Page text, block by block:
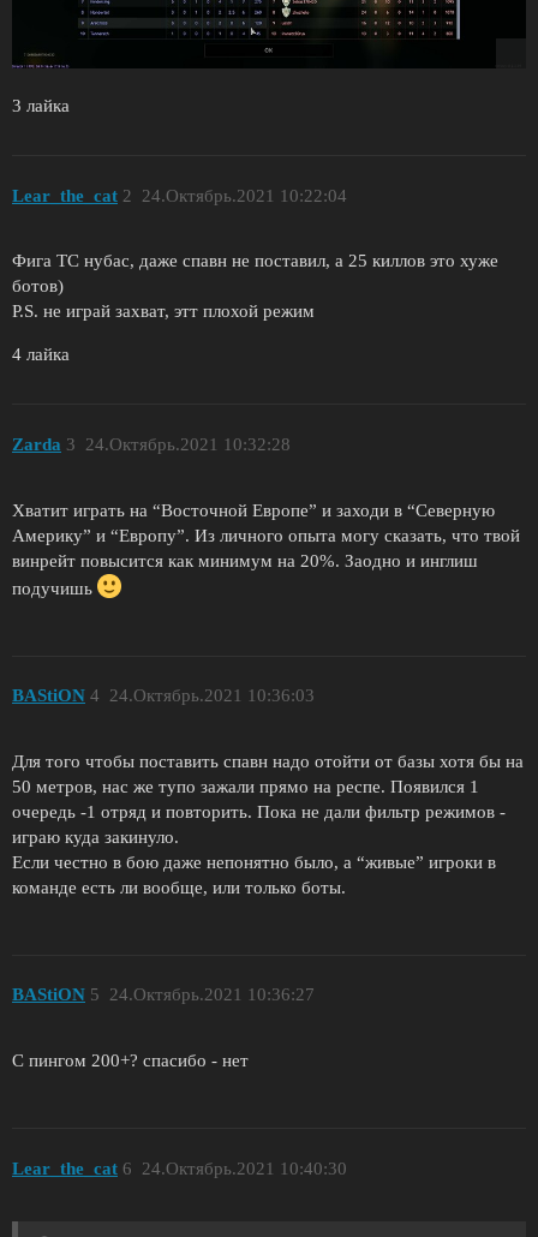
3 лайка
Lear_the_cat 24.Октябрь.2021 10:22:04
2
Фига ТС нубас, даже спавн не поставил, а 25 киллов это хуже
ботов)
P.S. не играй захват, этт плохой режим
4 лайка
Zarda 24.Октябрь.2021 10:32:28
3
Хватит играть на “Восточной Европе” и заходи в “Северную
Америку” и “Европу”. Из личного опыта могу сказать, что твой
винрейт повысится как минимум на 20%. Заодно и инглиш
подучишь
BAStiON 24.Октябрь.2021 10:36:03
4
Для того чтобы поставить спавн надо отойти от базы хотя бы на
50 метров, нас же тупо зажали прямо на респе. Появился 1
очередь -1 отряд и повторить. Пока не дали фильтр режимов -
играю куда закинуло.
Если честно в бою даже непонятно было, а “живые” игроки в
команде есть ли вообще, или только боты.
BAStiON 24.Октябрь.2021 10:36:27
5
С пингом 200+? спасибо - нет
Lear_the_cat 24.Октябрь.2021 10:40:30
6